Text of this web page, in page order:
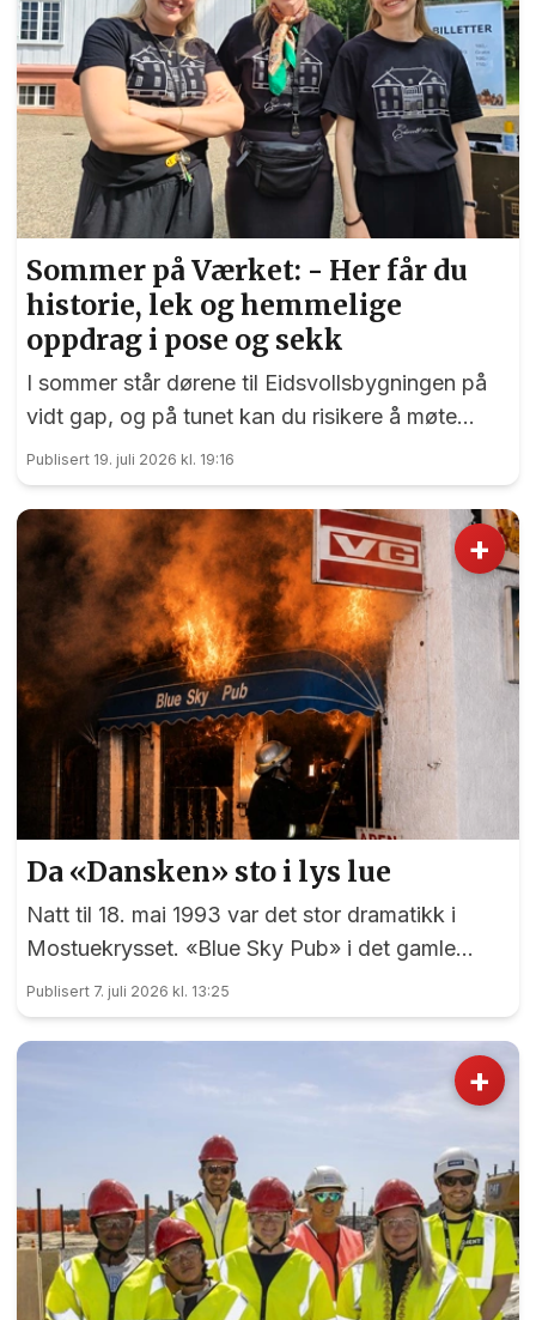
Sommer på Værket: - Her får du
historie, lek og hemmelige
oppdrag i pose og sekk
I sommer står dørene til Eidsvollsbygningen på
vidt gap, og på tunet kan du risikere å møte
blide og hjelpsomme sommervikarer som mer
enn gjerne guider deg.
Publisert 19. juli 2026 kl. 19:16
+
Da «Dansken» sto i lys lue
Natt til 18. mai 1993 var det stor dramatikk i
Mostuekrysset. «Blue Sky Pub» i det gamle
Autoimport-bygget sto plutselig i full fyr, og
vegg-i-vegg hadde Børselars sitt våpenlager.
Kunne det går bra?
Publisert 7. juli 2026 kl. 13:25
+